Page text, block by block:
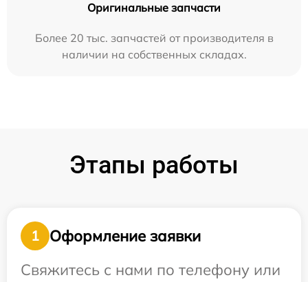
Оригинальные запчасти
Более 20 тыс. запчастей от производителя в
наличии на собственных складах.
Этапы работы
1
Оформление заявки
Свяжитесь с нами по телефону или